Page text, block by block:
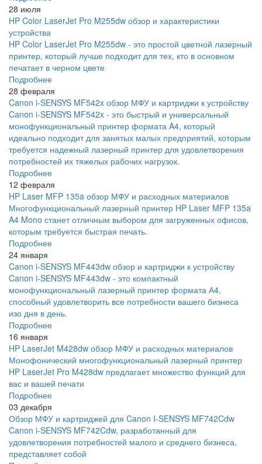
28 июля
HP Color LaserJet Pro M255dw обзор и характеристики
устройства
HP Color LaserJet Pro M255dw - это простой цветной лазерный
принтер, который лучше подходит для тех, кто в основном
печатает в черном цвете
Подробнее
28 февраля
Canon i-SENSYS MF542x обзор МФУ и картриджи к устройству
Canon i-SENSYS MF542x - это быстрый и универсальный
монофункциональный принтер формата A4, который
идеально подходит для занятых малых предприятий, которым
требуется надежный лазерный принтер для удовлетворения
потребностей их тяжелых рабочих нагрузок.
Подробнее
12 февраля
HP Laser MFP 135a обзор МФУ и расходных материалов
Многофункциональный лазерный принтер HP Laser MFP 135a
A4 Mono станет отличным выбором для загруженных офисов,
которым требуется быстрая печать.
Подробнее
24 января
Canon i-SENSYS MF443dw обзор и картриджи к устройству
Canon i-SENSYS MF443dw - это компактный
монофункциональный лазерный принтер формата А4,
способный удовлетворить все потребности вашего бизнеса
изо дня в день.
Подробнее
16 января
HP LaserJet M428dw обзор МФУ и расходных материалов
Монофонический многофункциональный лазерный принтер
HP LaserJet Pro M428dw предлагает множество функций для
вас и вашей печати
Подробнее
03 декабря
Обзор МФУ и картриджей для Canon I-SENSYS MF742Cdw
Canon i-SENSYS MF742Cdw, разработанный для
удовлетворения потребностей малого и среднего бизнеса,
представляет собой